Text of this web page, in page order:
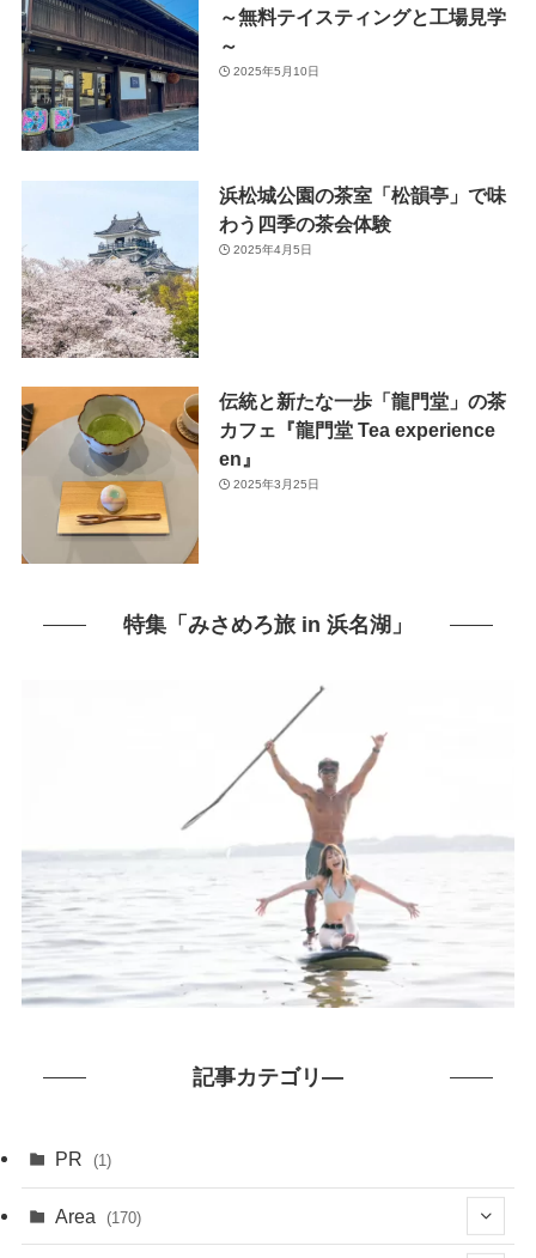
～無料テイスティングと工場見学
～
2025年5月10日
浜松城公園の茶室「松韻亭」で味
わう四季の茶会体験
2025年4月5日
伝統と新たな一歩「龍門堂」の茶
カフェ『龍門堂 Tea experience
en』
2025年3月25日
特集「みさめろ旅 in 浜名湖」
記事カテゴリ―
PR (1)
Area (170)